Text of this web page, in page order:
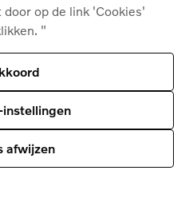
enkel het allerbeste
dat u dag en nacht bijstand
dan 3 jaar en van
van pech (immobilisatie)
op de link 'Cookies'
"
instellingen
afwijzen